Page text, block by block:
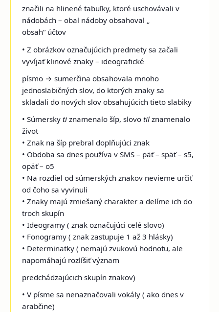
značili na hlinené tabuľky, ktoré uschovávali v
nádobách – obal nádoby obsahoval „
obsah“ účtov
• Z obrázkov označujúcich predmety sa začali
vyvíjať klinové znaky – ideografické
písmo → sumerčina obsahovala mnoho
jednoslabičných slov, do ktorých znaky sa
skladali do nových slov obsahujúcich tieto slabiky
• Súmerskyti znamenalo šíp, slovo til znamenalo
život
• Znak na šíp prebral doplňujúci znak
• Obdoba sa dnes používa v SMS – päť – späť – s5,
opäť – o5
• Na rozdiel od súmerských znakov nevieme určiť
od čoho sa vyvinuli
• Znaky majú zmiešaný charakter a delíme ich do
troch skupín
• Ideogramy ( znak označujúci celé slovo)
• Fonogramy ( znak zastupuje 1 až 3 hlásky)
• Determinatky ( nemajú zvukovú hodnotu, ale
napomáhajú rozlíšiť význam
predchádzajúcich skupín znakov)
• V písme sa nenaznačovali vokály ( ako dnes v
arabčine)